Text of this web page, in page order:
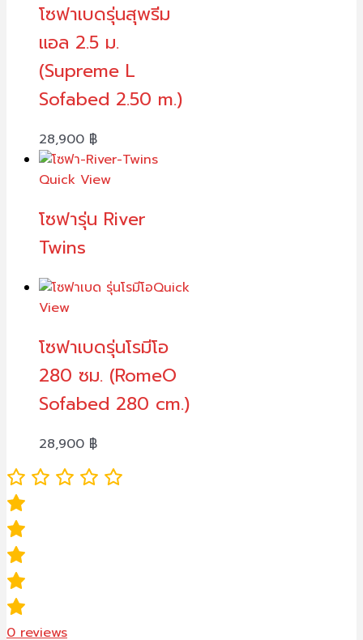
โซฟาเบดรุ่นสุพรีม
แอล 2.5 ม.
(Supreme L
Sofabed 2.50 m.)
28,900 ฿
Quick View
โซฟารุ่น River
Twins
Quick
View
โซฟาเบดรุ่นโรมีโอ
280 ซม. (RomeO
Sofabed 280 cm.)
28,900 ฿
0reviews